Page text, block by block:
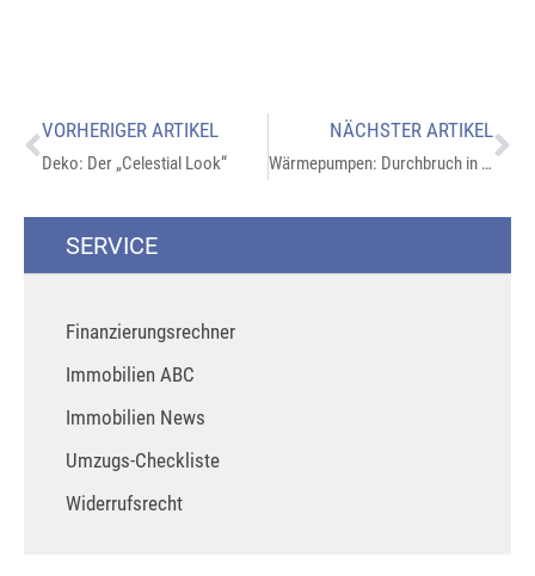
VORHERIGER ARTIKEL
Deko: Der „Celestial Look“
NÄCHSTER ARTIKEL
Wärmepumpen: Durchbruch in der Leistungseffizienz
SERVICE
Finanzierungsrechner
Immobilien ABC
Immobilien News
Umzugs-Checkliste
Widerrufsrecht